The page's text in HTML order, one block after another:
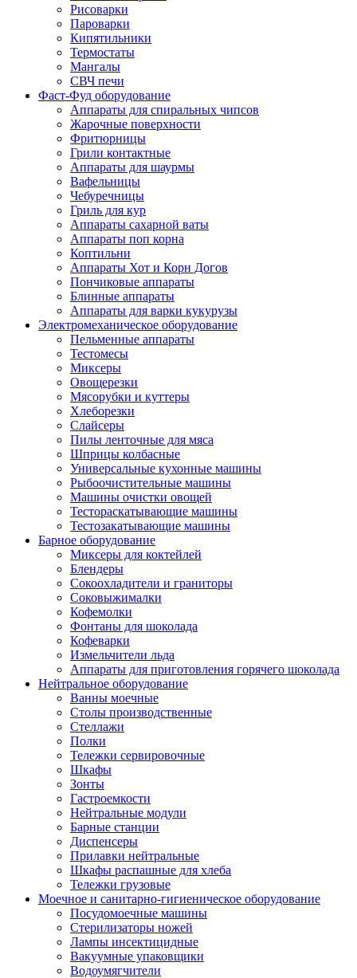
Рисоварки
Пароварки
Кипятильники
Термостаты
Мангалы
СВЧ печи
Фаст-Фуд оборудование
Аппараты для спиральных чипсов
Жарочные поверхности
Фритюрницы
Грили контактные
Аппараты для шаурмы
Вафельницы
Чебуречницы
Гриль для кур
Аппараты сахарной ваты
Аппараты поп корна
Коптильни
Аппараты Хот и Корн Догов
Пончиковые аппараты
Блинные аппараты
Аппараты для варки кукурузы
Электромеханическое оборудование
Пельменные аппараты
Тестомесы
Миксеры
Овощерезки
Мясорубки и куттеры
Хлеборезки
Слайсеры
Пилы ленточные для мяса
Шприцы колбасные
Универсальные кухонные машины
Рыбоочистительные машины
Машины очистки овощей
Тестораскатывающие машины
Тестозакатывающие машины
Барное оборудование
Миксеры для коктейлей
Блендеры
Сокоохладители и граниторы
Соковыжималки
Кофемолки
Фонтаны для шоколада
Кофеварки
Измельчители льда
Аппараты для приготовления горячего шоколада
Нейтральное оборудование
Ванны моечные
Столы производственные
Стеллажи
Полки
Тележки сервировочные
Шкафы
Зонты
Гастроемкости
Нейтральные модули
Барные станции
Диспенсеры
Прилавки нейтральные
Шкафы распашные для хлеба
Тележки грузовые
Моечное и санитарно-гигиеническое оборудование
Посудомоечные машины
Стерилизаторы ножей
Лампы инсектицидные
Вакуумные упаковщики
Водоумягчители